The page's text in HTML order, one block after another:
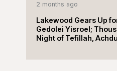
2 months ago
Lakewood Gears Up
Gedolei Yisroel;
Night of Tefillah,